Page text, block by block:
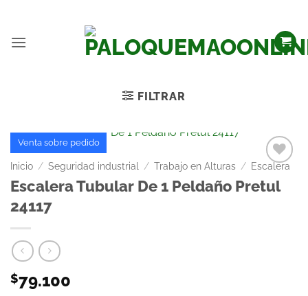
FILTRAR
Añadir
a la
Venta sobre pedido
Inicio / Seguridad industrial / Trabajo en Alturas / Escalera
Escalera Tubular De 1 Peldaño Pretul
24117
$79.100